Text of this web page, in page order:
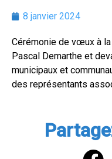
8 janvier 2024
Cérémonie de vœux à la
Pascal Demarthe et
municipaux et
des représentants